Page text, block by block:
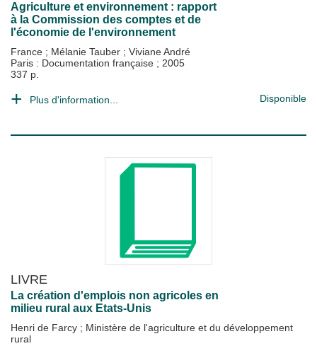
Agriculture et environnement : rapport
à la Commission des comptes et de
l'économie de l'environnement
France ; Mélanie Tauber ; Viviane André
Paris : Documentation française ; 2005
337 p.
Plus d'information... Disponible
LIVRE
La création d'emplois non agricoles en
milieu rural aux Etats-Unis
Henri de Farcy ; Ministère de l'agriculture et du développement
rural